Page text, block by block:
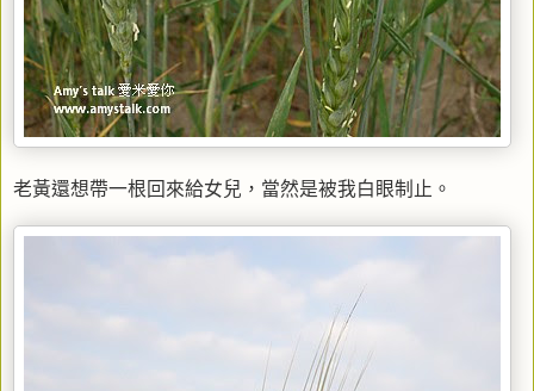
老黃還想帶一根回來給女兒，當然是被我白眼制止。